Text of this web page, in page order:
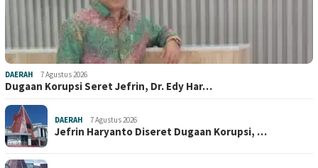
DAERAH 7 Agustus 2026
Dugaan Korupsi Seret Jefrin, Dr. Edy Har…
DAERAH 7 Agustus 2026
Jefrin Haryanto Diseret Dugaan Korupsi, …